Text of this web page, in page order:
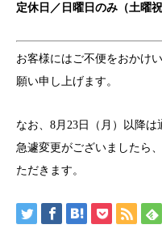
定休日／日曜日のみ（土曜祝
お客様にはご不便をおかけ
願い申し上げます。
なお、8月23日（月）以降は
急遽変更がございましたら
ただきます。